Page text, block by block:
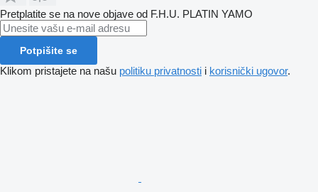
Pretplatite se na nove objave od F.H.U. PLATIN YAMO
Potpišite se
Klikom pristajete na našu politiku privatnosti i korisnički ugovor.